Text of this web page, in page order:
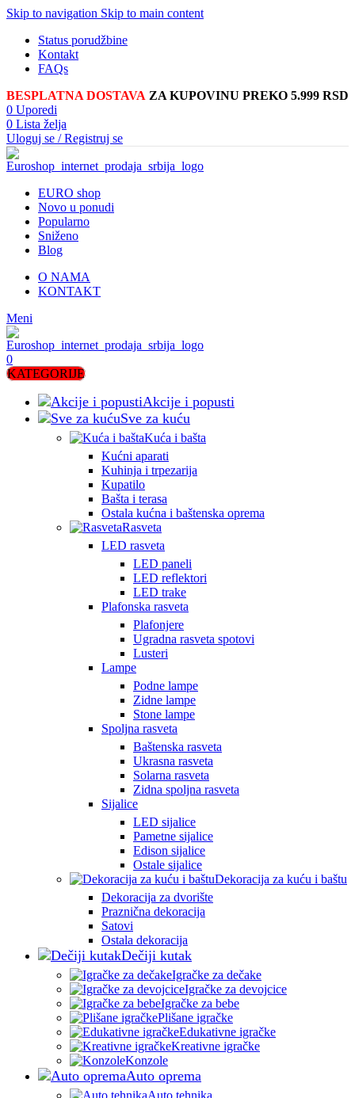
Skip to navigation Skip to main content
Status porudžbine
Kontakt
FAQs
BESPLATNA DOSTAVA ZA KUPOVINU PREKO 5.999 RSD
0 Uporedi
0 Lista želja
Uloguj se / Registruj se
EURO shop
Novo u ponudi
Popularno
Sniženo
Blog
O NAMA
KONTAKT
Meni
0
KATEGORIJE
Akcije i popusti
Sve za kuću
Kuća i bašta
Kućni aparati
Kuhinja i trpezarija
Kupatilo
Bašta i terasa
Ostala kućna i baštenska oprema
Rasveta
LED rasveta
LED paneli
LED reflektori
LED trake
Plafonska rasveta
Plafonjere
Ugradna rasveta spotovi
Lusteri
Lampe
Podne lampe
Zidne lampe
Stone lampe
Spoljna rasveta
Baštenska rasveta
Ukrasna rasveta
Solarna rasveta
Zidna spoljna rasveta
Sijalice
LED sijalice
Pametne sijalice
Edison sijalice
Ostale sijalice
Dekoracija za kuću i baštu
Dekoracija za dvorište
Praznična dekoracija
Satovi
Ostala dekoracija
Dečiji kutak
Igračke za dečake
Igračke za devojcice
Igračke za bebe
Plišane igračke
Edukativne igračke
Kreativne igračke
Konzole
Auto oprema
Auto tehnika